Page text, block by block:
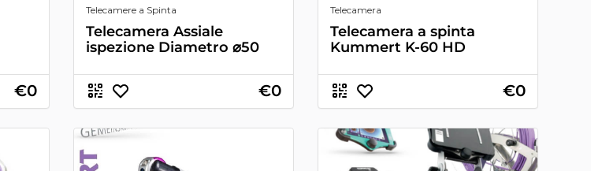
€0
Telecamere a Spinta
Telecamera Assiale
ispezione Diametro ⌀50
€0
Telecamera
Telecamera a spinta
Kummert K-60 HD
€0